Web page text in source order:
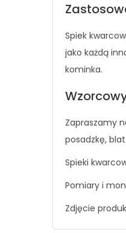
Spiek
jako każdą
kominka.
Zapraszamy
posadzkę,
Spieki
Pomiary i
Zdjęcie